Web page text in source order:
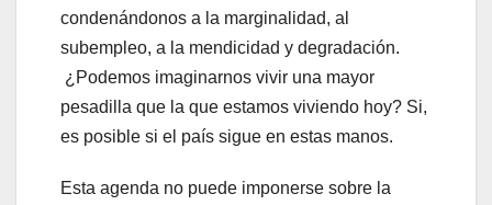
condenándonos a la marginalidad, al
subempleo, a la mendicidad y degradación.
¿Podemos imaginarnos vivir una mayor
pesadilla que la que estamos viviendo hoy? Si,
es posible si el país sigue en estas manos.
Esta agenda no puede imponerse sobre la